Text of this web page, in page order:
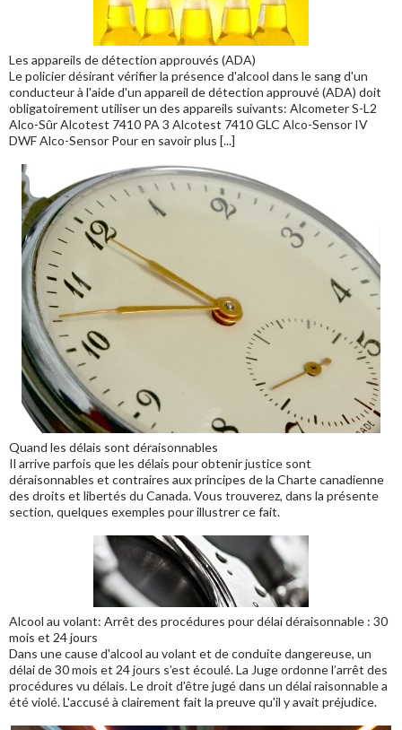
Les appareils de détection approuvés (ADA)
Le policier désirant vérifier la présence d'alcool dans le sang d'un
conducteur à l'aide d'un appareil de détection approuvé (ADA) doit
obligatoirement utiliser un des appareils suivants: Alcometer S-L2
Alco-Sûr Alcotest 7410 PA 3 Alcotest 7410 GLC Alco-Sensor IV
DWF Alco-Sensor Pour en savoir plus [...]
Quand les délais sont déraisonnables
Il arrive parfois que les délais pour obtenir justice sont
déraisonnables et contraires aux principes de la Charte canadienne
des droits et libertés du Canada. Vous trouverez, dans la présente
section, quelques exemples pour illustrer ce fait.
Alcool au volant: Arrêt des procédures pour délai déraisonnable : 30
mois et 24 jours
Dans une cause d'alcool au volant et de conduite dangereuse, un
délai de 30 mois et 24 jours s’est écoulé. La Juge ordonne l’arrêt des
procédures vu délais. Le droit d'être jugé dans un délai raisonnable a
été violé. L'accusé à clairement fait la preuve qu'il y avait préjudice.